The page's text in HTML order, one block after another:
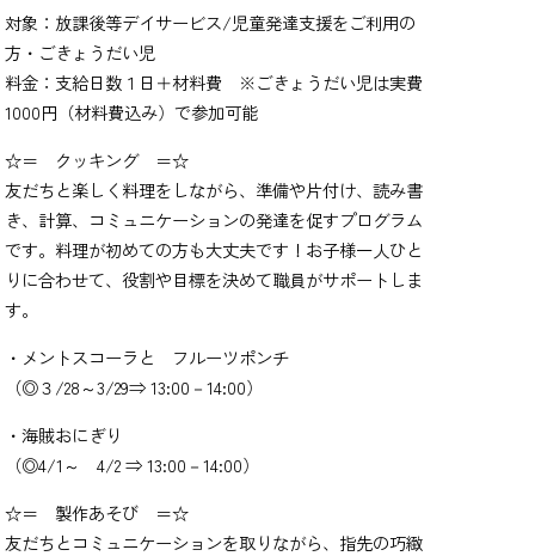
対象：放課後等デイサービス/児童発達支援をご利用の
方・ごきょうだい児
料金：支給日数１日＋材料費 ※ごきょうだい児は実費
1000円（材料費込み）で参加可能
☆＝ クッキング ＝☆
友だちと楽しく料理をしながら、準備や片付け、読み書
き、計算、コミュニケーションの発達を促すプログラム
です。料理が初めての方も大丈夫です！お子様一人ひと
りに合わせて、役割や目標を決めて職員がサポートしま
す。
・メントスコーラと フルーツポンチ
（◎３/28～3/29⇒ 13:00－14:00）
・海賊おにぎり
（◎4/1～ 4/2 ⇒ 13:00－14:00）
☆＝ 製作あそび ＝☆
友だちとコミュニケーションを取りながら、指先の巧緻